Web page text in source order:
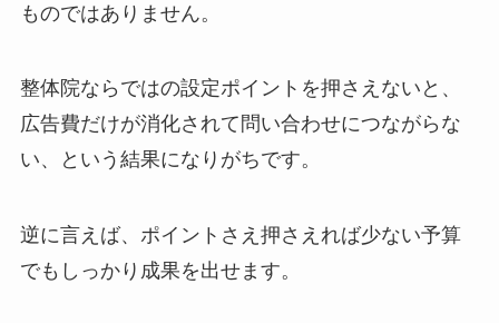
ものではありません。
整体院ならではの設定ポイントを押さえないと、
広告費だけが消化されて問い合わせにつながらな
い、という結果になりがちです。
逆に言えば、ポイントさえ押さえれば少ない予算
でもしっかり成果を出せます。